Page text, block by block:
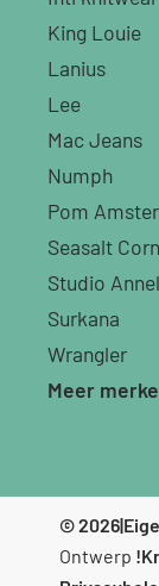
King Louie
Lanius
Lee
Mac Jeans
Numph
Pom
Seasalt
Studio
Surkana
Wrangler
Meer
© 2026|
Ontwerp